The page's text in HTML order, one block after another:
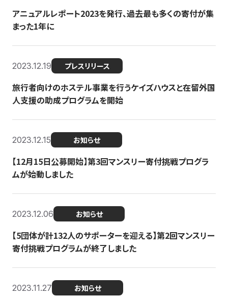
アニュアルレポート2023を発行、過去最も多くの寄付が集
まった1年に
2023.12.19 プレスリリース
旅行者向けのホステル事業を行うケイズハウスと在留外国
人支援の助成プログラムを開始
2023.12.15 お知らせ
【12月15日公募開始】第3回マンスリー寄付挑戦プログラ
ムが始動しました
2023.12.06 お知らせ
【5団体が計132人のサポーターを迎える】第2回マンスリー
寄付挑戦プログラムが終了しました
2023.11.27 お知らせ